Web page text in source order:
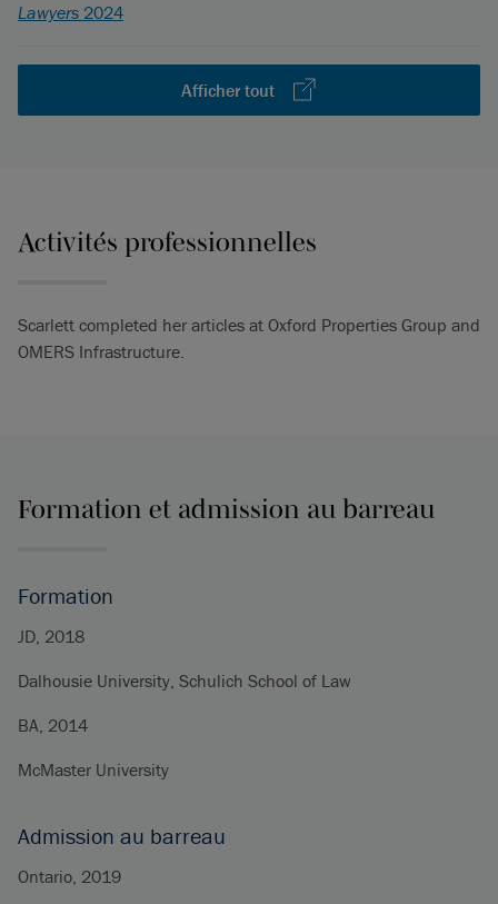
Lawyers 2024
Afficher tout
Activités professionnelles
Scarlett completed her articles at Oxford Properties Group and
OMERS Infrastructure.
Formation et admission au barreau
Formation
JD, 2018
Dalhousie University, Schulich School of Law
BA, 2014
McMaster University
Admission au barreau
Ontario, 2019